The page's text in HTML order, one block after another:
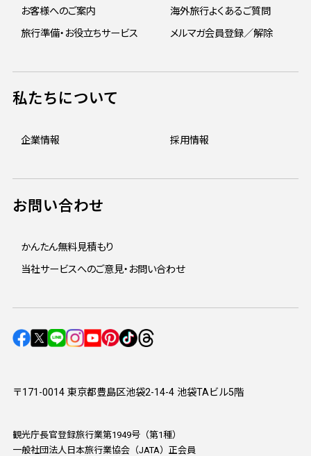
〒171-0014 東京都豊島区池袋2-14-4 池袋TAビル5階
観光庁長官登録旅行業第1949号（第1種）
一般社団法人日本旅行業協会（JATA）正会員
お客様へのご案内
海外旅行よくあるご質問
旅行準備・お役立ちサービス
メルマガ会員登録／解除
私たちについて
企業情報 採用情報
お問い合わせ
かんたん無料見積もり
当社サービスへのご意見・お問い合わせ